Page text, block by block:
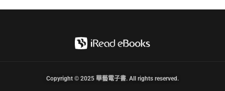
Copyright © 2025 華藝電子書. All rights reserved.